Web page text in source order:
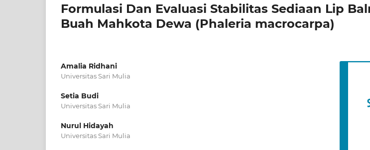
Formulasi Dan Evaluasi Stabilitas Sediaan Lip
Buah Mahkota Dewa (Phaleria macrocarpa)
Amalia Ridhani
Universitas Sari Mulia
Setia Budi
Universitas Sari Mulia
Nurul Hidayah
Universitas Sari Mulia